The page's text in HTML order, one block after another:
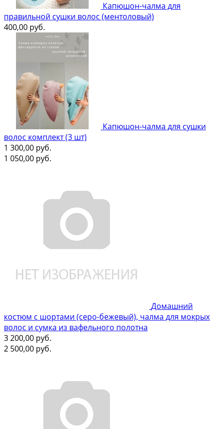
Капюшон-чалма для
правильной сушки волос (ментоловый)
400,00 руб.
Капюшон-чалма для сушки
волос комплект (3 шт)
1 300,00 руб.
1 050,00 руб.
Домашний
костюм с шортами (серо-бежевый), чалма для мокрых
волос и сумка из вафельного полотна
3 200,00 руб.
2 500,00 руб.